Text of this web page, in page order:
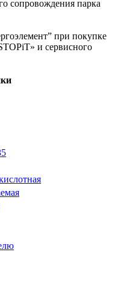
сопровождения парка
при покупке
и сервисного